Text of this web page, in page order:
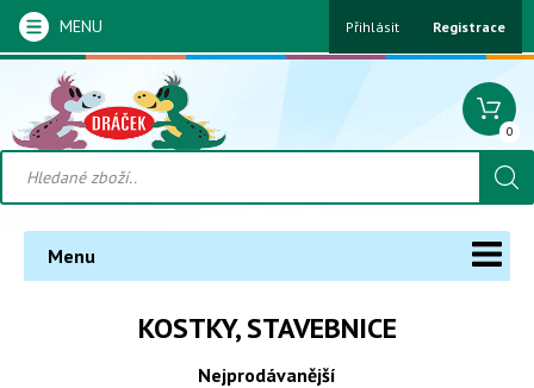
MENU Přihlásit Registrace
0
Menu
KOSTKY, STAVEBNICE
Nejprodávanější